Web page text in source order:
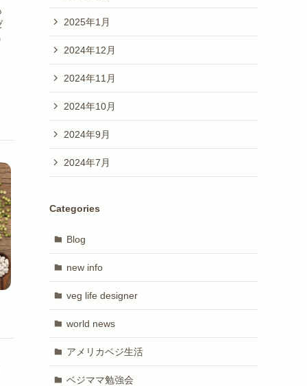
2025年1月
2024年12月
2024年11月
2024年10月
2024年9月
2024年7月
Categories
Blog
new info
veg life designer
world news
アメリカベジ生活
ベジママ勉強会